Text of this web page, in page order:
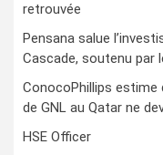
retrouvée
Pensana salue
Cascade, soutenu par
ConocoPhillips estime
de GNL au Qatar ne
HSE Officer